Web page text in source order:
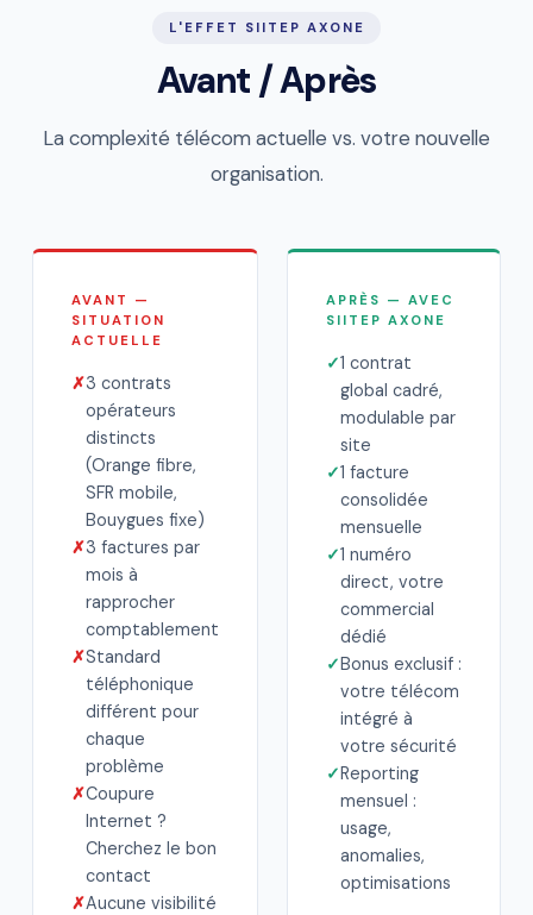
L'EFFET SIITEP AXONE
Avant / Après
La complexité télécom actuelle vs. votre nouvelle
organisation.
AVANT —
SITUATION
ACTUELLE
✗3 contrats
opérateurs
distincts
(Orange fibre,
SFR mobile,
Bouygues fixe)
✗3 factures par
mois à
rapprocher
comptablement
✗Standard
téléphonique
différent pour
chaque
problème
✗Coupure
Internet ?
Cherchez le bon
contact
✗Aucune visibilité
APRÈS — AVEC
SIITEP AXONE
✓1 contrat
global cadré,
modulable par
site
✓1 facture
consolidée
mensuelle
✓1 numéro
direct, votre
commercial
dédié
✓Bonus exclusif :
votre télécom
intégré à
votre sécurité
✓Reporting
mensuel :
usage,
anomalies,
optimisations